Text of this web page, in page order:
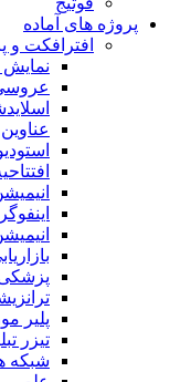
پروژه های آماده
افترافکت و
نمایش
عناوین
پلیر
تیزر
شبکه